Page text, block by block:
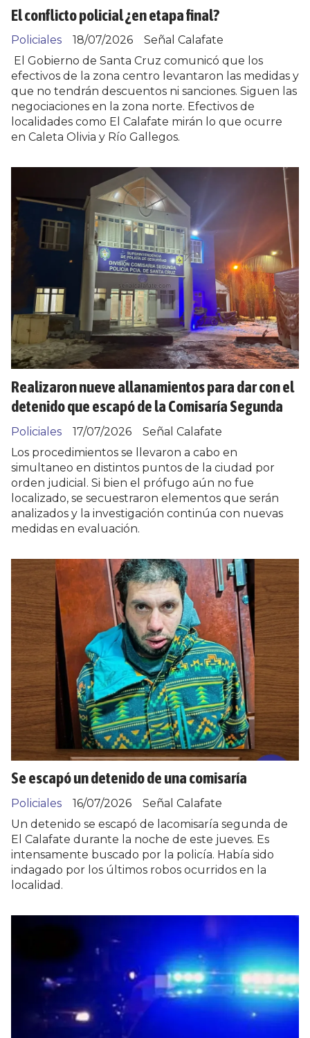
El conflicto policial ¿en etapa final?
Señal Calafate
Policiales
18/07/2026
El Gobierno de Santa Cruz comunicó que los
efectivos de la zona centro levantaron las medidas y
que no tendrán descuentos ni sanciones. Siguen las
negociaciones en la zona norte. Efectivos de
localidades como El Calafate mirán lo que ocurre
en Caleta Olivia y Río Gallegos.
Realizaron nueve allanamientos para dar con el
detenido que escapó de la Comisaría Segunda
Señal Calafate
Policiales
17/07/2026
Los procedimientos se llevaron a cabo en
simultaneo en distintos puntos de la ciudad por
orden judicial. Si bien el prófugo aún no fue
localizado, se secuestraron elementos que serán
analizados y la investigación continúa con nuevas
medidas en evaluación.
Se escapó un detenido de una comisaría
Señal Calafate
Policiales
16/07/2026
Un detenido se escapó de lacomisaría segunda de
El Calafate durante la noche de este jueves. Es
intensamente buscado por la policía. Había sido
indagado por los últimos robos ocurridos en la
localidad.